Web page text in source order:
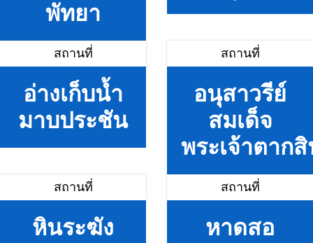
พัทยา
สถานที่
อ่างเก็บน้ำ
มาบประชัน
สถานที่
อนุสาวรีย์
สมเด็จ
พระเจ้าตาก
สถานที่
หินระฆัง
สถานที่
หาดสอ